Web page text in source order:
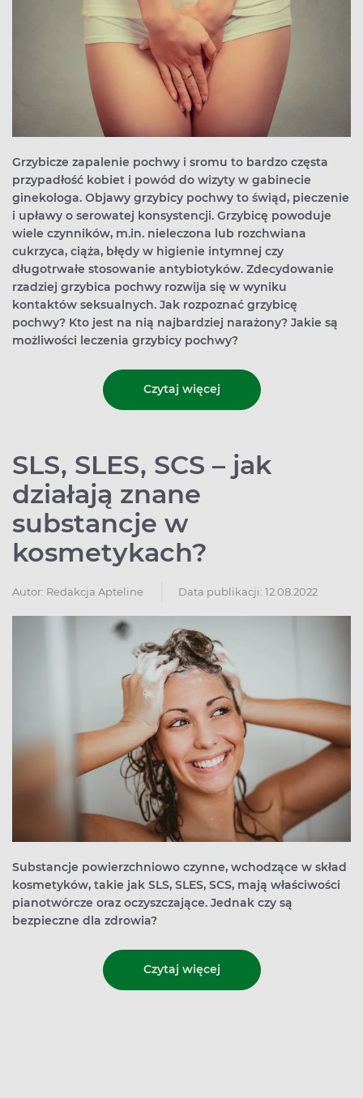
Grzybicze zapalenie pochwy i sromu to bardzo częsta
przypadłość kobiet i powód do wizyty w gabinecie
ginekologa. Objawy grzybicy pochwy to świąd, pieczenie
i upławy o serowatej konsystencji. Grzybicę powoduje
wiele czynników, m.in. nieleczona lub rozchwiana
cukrzyca, ciąża, błędy w higienie intymnej czy
długotrwałe stosowanie antybiotyków. Zdecydowanie
rzadziej grzybica pochwy rozwija się w wyniku
kontaktów seksualnych. Jak rozpoznać grzybicę
pochwy? Kto jest na nią najbardziej narażony? Jakie są
możliwości leczenia grzybicy pochwy?
Czytaj więcej
SLS, SLES, SCS – jak
działają znane
substancje w
kosmetykach?
Autor: Redakcja Apteline Data publikacji: 12.08.2022
Substancje powierzchniowo czynne, wchodzące w skład
kosmetyków, takie jak SLS, SLES, SCS, mają właściwości
pianotwórcze oraz oczyszczające. Jednak czy są
bezpieczne dla zdrowia?
Czytaj więcej